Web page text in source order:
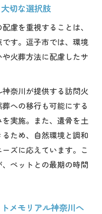
切な選択肢
慮を重視することは、
す。逗子市では、環境
火葬方法に配慮したサ
奈川が提供する訪問火
への移行も可能にする
実施。また、遺骨を土
ため、自然環境と調和
ズに応えています。こ
ペットとの最期の時間
メモリアル神奈川へ